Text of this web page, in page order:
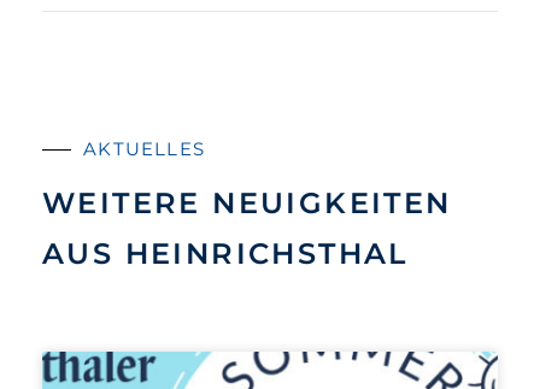
AKTUELLES
WEITERE NEUIGKEITEN
AUS HEINRICHSTHAL